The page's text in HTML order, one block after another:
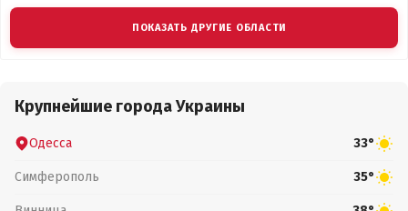
ПОКАЗАТЬ ДРУГИЕ ОБЛАСТИ
Крупнейшие города Украины
Одесса 33°
Симферополь 35°